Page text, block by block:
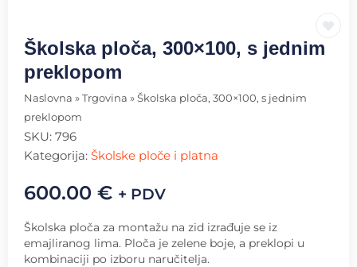
Školska ploča, 300×100, s jednim
preklopom
Naslovna » Trgovina » Školska ploča, 300×100, s jednim
preklopom
SKU: 796
Kategorija: Školske ploče i platna
600.00 € + PDV
Školska ploča za montažu na zid izrađuje se iz
emajliranog lima. Ploča je zelene boje, a preklopi u
kombinaciji po izboru naručitelja.